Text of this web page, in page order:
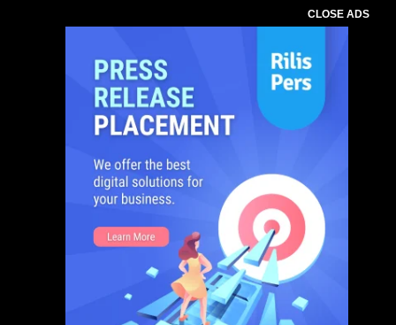
CLOSE ADS